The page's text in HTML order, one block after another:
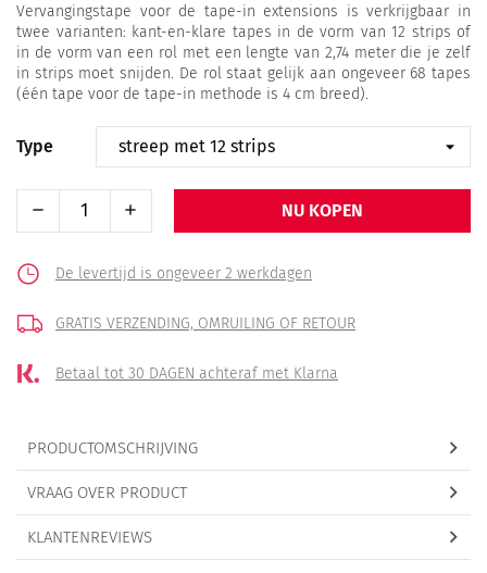
Vervangingstape voor de tape-in extensions is verkrijgbaar in
twee varianten: kant-en-klare tapes in de vorm van 12 strips of
in de vorm van een rol met een lengte van 2,74 meter die je zelf
in strips moet snijden. De rol staat gelijk aan ongeveer 68 tapes
(één tape voor de tape-in methode is 4 cm breed).
Type
NU KOPEN
De levertijd is ongeveer 2 werkdagen
GRATIS VERZENDING, OMRUILING OF RETOUR
Betaal tot 30 DAGEN achteraf met Klarna
PRODUCTOMSCHRIJVING
VRAAG OVER PRODUCT
KLANTENREVIEWS